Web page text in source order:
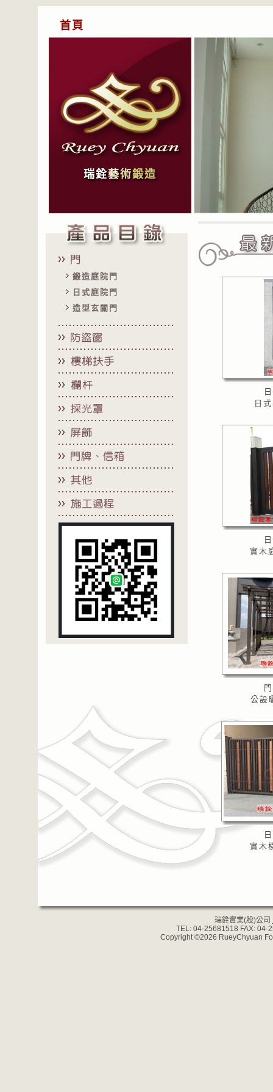
首頁
瑞銓藝術鍛造
鍛造庭院門
日式庭院門
造型玄關門
日
實木
公設
實木
瑞銓實業(股)公司
TEL: 04-25681518 FAX: 04-
Copyright ©2026 RueyChyuan